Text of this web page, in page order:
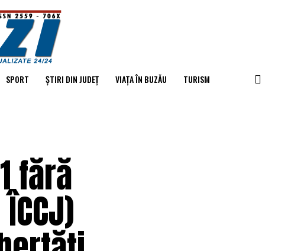
SPORT ȘTIRI DIN JUDEȚ VIAȚA ÎN BUZĂU TURISM
fără